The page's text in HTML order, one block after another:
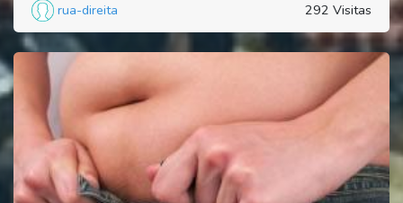
rua-direita 292 Visitas